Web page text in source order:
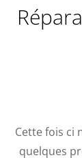
Cette fois ci
quelques